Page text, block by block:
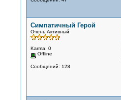
Симпатичный Герой
Очень Активный
Karma: 0
Offline
Сообщений: 128